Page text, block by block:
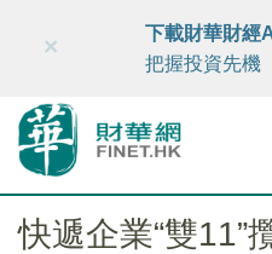
財華智庫網 FINTV
×
下載財華財經
把握投資先機
快遞企業“雙11”